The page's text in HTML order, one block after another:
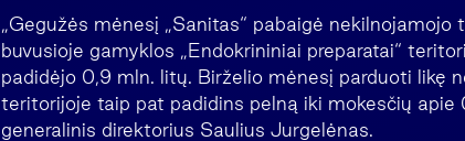
„Gegužės mėnesį „Sanitas“ pabaigė
buvusioje gamyklos „Endokrininiai preparatai“
padidėjo 0,9 mln. litų. Birželio mėnesį parduoti likę
teritorijoje taip pat padidins pelną iki mokesčių apie
generalinis direktorius Saulius Jurgelėnas.